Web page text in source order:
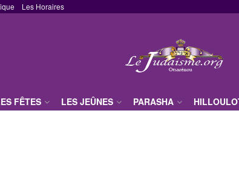
Les Horaires
FÊTES LES JEÛNES PARASHA